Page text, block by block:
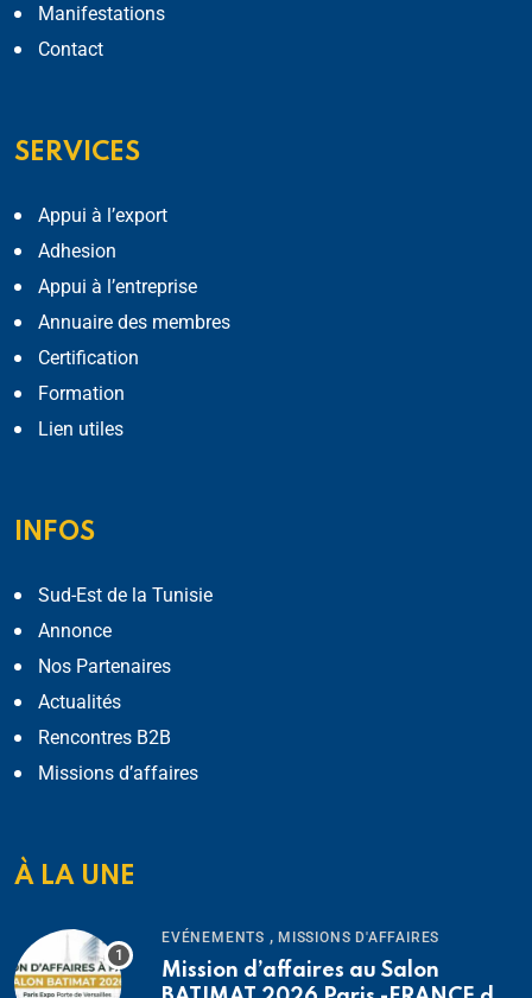
Manifestations
Contact
SERVICES
Appui à l’export
Adhesion
Appui à l’entreprise
Annuaire des membres
Certification
Formation
Lien utiles
INFOS
Sud-Est de la Tunisie
Annonce
Nos Partenaires
Actualités
Rencontres B2B
Missions d’affaires
À LA UNE
EVÉNEMENTS , MISSIONS D'AFFAIRES
Mission d’affaires au Salon